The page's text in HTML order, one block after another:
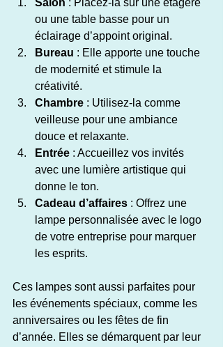
Salon : Placez-la sur une étagère
ou une table basse pour un
éclairage d’appoint original.
Bureau : Elle apporte une touche
de modernité et stimule la
créativité.
Chambre : Utilisez-la comme
veilleuse pour une ambiance
douce et relaxante.
Entrée : Accueillez vos invités
avec une lumière artistique qui
donne le ton.
Cadeau d’affaires : Offrez une
lampe personnalisée avec le logo
de votre entreprise pour marquer
les esprits.
Ces lampes sont aussi parfaites pour
les événements spéciaux, comme les
anniversaires ou les fêtes de fin
d’année. Elles se démarquent par leur